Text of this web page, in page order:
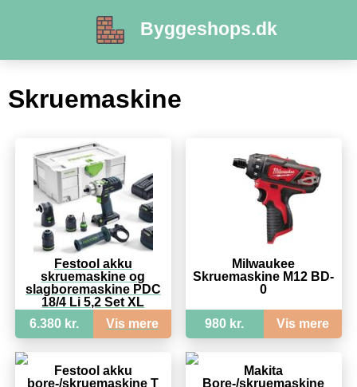
Byggeshops.dk
Skruemaskine
Festool akku
skruemaskine og
slagboremaskine PDC
18/4 Li 5,2 Set XL
AIRSTREAM
6.380 kr. Vis mere
Milwaukee
Skruemaskine M12 BD-
0
980 kr. Vis mere
Festool akku
bore-/skruemaskine T
Makita
Bore-/skruemaskine